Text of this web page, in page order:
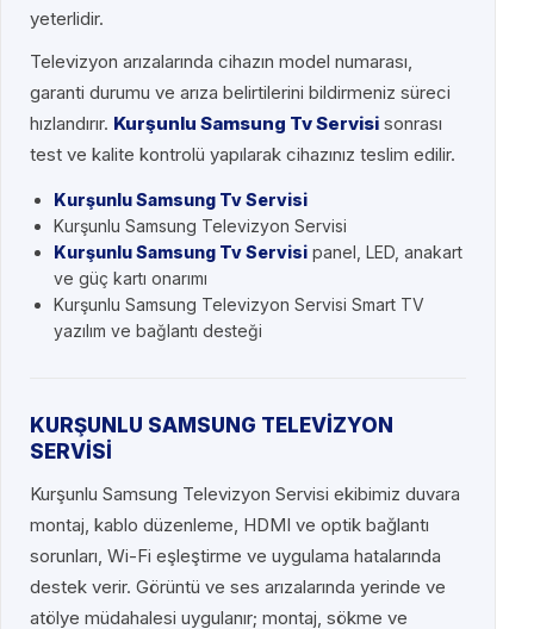
yeterlidir.
Televizyon arızalarında cihazın model numarası,
garanti durumu ve arıza belirtilerini bildirmeniz süreci
hızlandırır. Kurşunlu Samsung Tv Servisi sonrası
test ve kalite kontrolü yapılarak cihazınız teslim edilir.
Kurşunlu Samsung Tv Servisi
Kurşunlu Samsung Televizyon Servisi
Kurşunlu Samsung Tv Servisi panel, LED, anakart
ve güç kartı onarımı
Kurşunlu Samsung Televizyon Servisi Smart TV
yazılım ve bağlantı desteği
KURŞUNLU SAMSUNG TELEVİZYON
SERVİSİ
Kurşunlu Samsung Televizyon Servisi ekibimiz duvara
montaj, kablo düzenleme, HDMI ve optik bağlantı
sorunları, Wi-Fi eşleştirme ve uygulama hatalarında
destek verir. Görüntü ve ses arızalarında yerinde ve
atölye müdahalesi uygulanır; montaj, sökme ve